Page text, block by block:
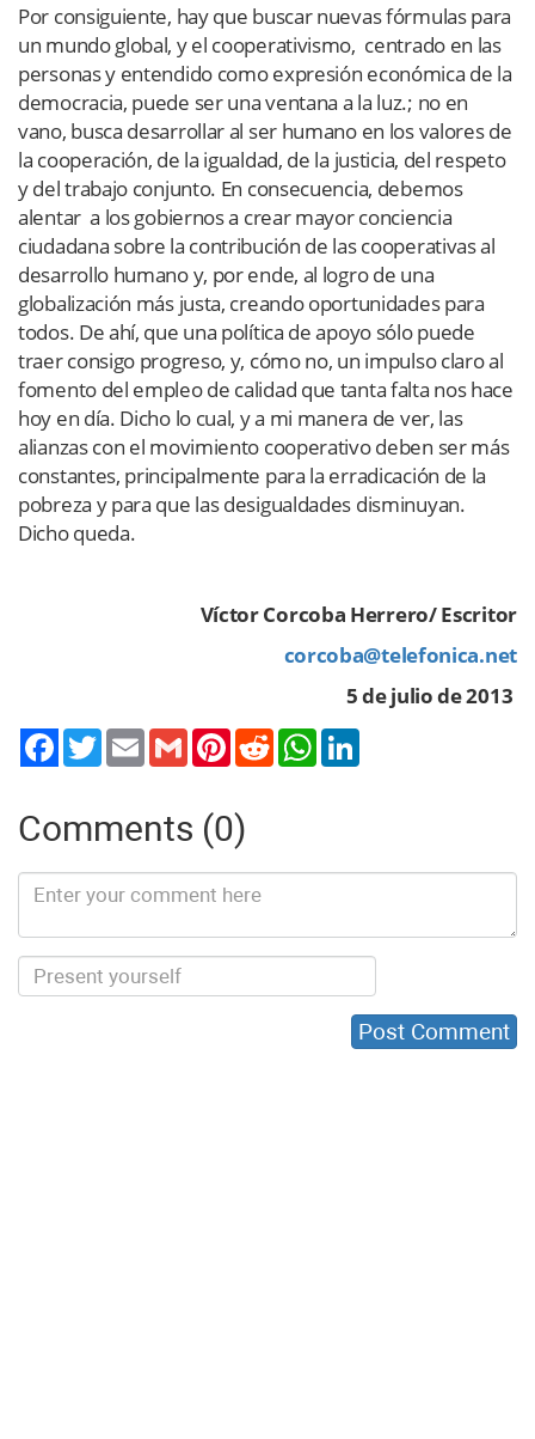
Por consiguiente, hay que buscar nuevas fórmulas para
un mundo global, y el cooperativismo, centrado en las
personas y entendido como expresión económica de la
democracia, puede ser una ventana a la luz.; no en
vano, busca desarrollar al ser humano en los valores de
la cooperación, de la igualdad, de la justicia, del respeto
y del trabajo conjunto. En consecuencia, debemos
alentar a los gobiernos a crear mayor conciencia
ciudadana sobre la contribución de las cooperativas al
desarrollo humano y, por ende, al logro de una
globalización más justa, creando oportunidades para
todos. De ahí, que una política de apoyo sólo puede
traer consigo progreso, y, cómo no, un impulso claro al
fomento del empleo de calidad que tanta falta nos hace
hoy en día. Dicho lo cual, y a mi manera de ver, las
alianzas con el movimiento cooperativo deben ser más
constantes, principalmente para la erradicación de la
pobreza y para que las desigualdades disminuyan.
Dicho queda.
Víctor Corcoba Herrero/ Escritor
corcoba@telefonica.net
5 de julio de 2013
TwitterEmail Gmail PinterestReddit WhatsApp
Comments (0)